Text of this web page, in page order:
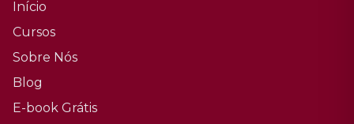
Início
Cursos
Sobre Nós
Blog
E-book Grátis